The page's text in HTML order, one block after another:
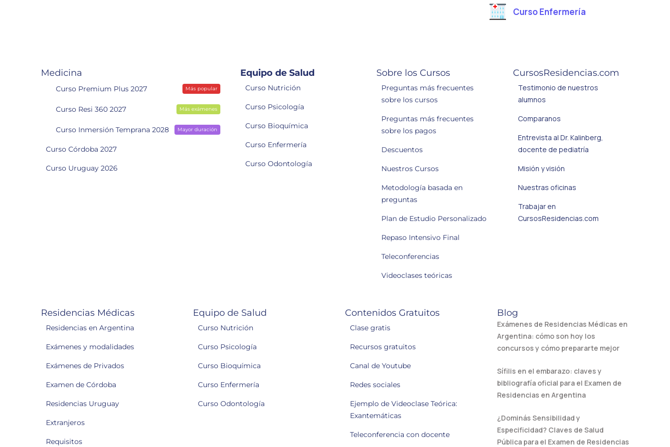
Curso Enfermería
Medicina
Curso Premium Plus 2027 Más popular
Curso Resi 360 2027 Más exámenes
Curso Inmersión Temprana 2028 Mayor duración
Curso Córdoba 2027
Curso Uruguay 2026
Equipo de Salud
Curso Nutrición
Curso Psicología
Curso Bioquímica
Curso Enfermería
Curso Odontología
Sobre los Cursos
Preguntas más frecuentes
sobre los cursos
Preguntas más frecuentes
sobre los pagos
Descuentos
Nuestros Cursos
Metodología basada en
preguntas
Plan de Estudio Personalizado
Repaso Intensivo Final
Teleconferencias
Videoclases teóricas
CursosResidencias.com
Testimonio de nuestros
alumnos
Comparanos
Entrevista al Dr. Kalinberg,
docente de pediatría
Misión y visión
Nuestras oficinas
Trabajar en
CursosResidencias.com
Residencias Médicas
Residencias en Argentina
Exámenes y modalidades
Exámenes de Privados
Examen de Córdoba
Residencias Uruguay
Extranjeros
Requisitos
Equipo de Salud
Curso Nutrición
Curso Psicología
Curso Bioquímica
Curso Enfermería
Curso Odontología
Contenidos Gratuitos
Clase gratis
Recursos gratuitos
Canal de Youtube
Redes sociales
Ejemplo de Videoclase Teórica:
Exantemáticas
Teleconferencia con docente
Blog
Exámenes de Residencias Médicas en
Argentina: cómo son hoy los
concursos y cómo prepararte mejor
Sífilis en el embarazo: claves y
bibliografía oficial para el Examen de
Residencias en Argentina
¿Dominás Sensibilidad y
Especificidad? Claves de Salud
Pública para el Examen de Residencias